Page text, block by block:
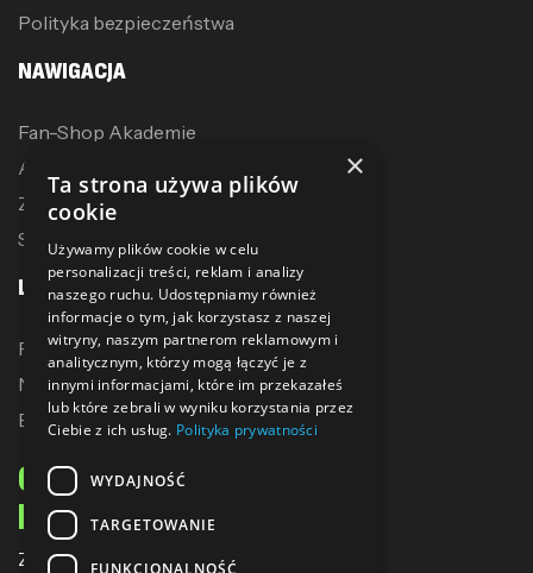
Polityka bezpieczeństwa
NAWIGACJA
Fan-Shop Akademie
Akcesoria treningowe
Zostań dystrybutorem
Sublimacja
LINKI
Promocje
Nowe produkty
Bestsellery
ODBIERZ 10% ZNIŻKI
NA PIERWSZE ZAKUPY
Zapisz się do naszego newslettera
×
Ta strona używa plików
cookie
Używamy plików cookie w celu
personalizacji treści, reklam i analizy
naszego ruchu. Udostępniamy również
informacje o tym, jak korzystasz z naszej
witryny, naszym partnerom reklamowym i
analitycznym, którzy mogą łączyć je z
innymi informacjami, które im przekazałeś
lub które zebrali w wyniku korzystania przez
Ciebie z ich usług. Polityka prywatności
WYDAJNOŚĆ
TARGETOWANIE
FUNKCJONALNOŚĆ